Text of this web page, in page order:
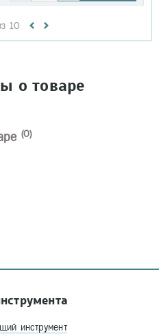
10
о товаре
(0)
инструмент